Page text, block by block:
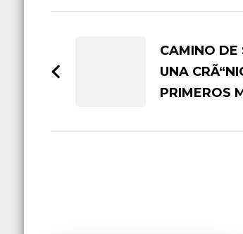
NavigationCAMINO DE
UNA
PRIMEROS